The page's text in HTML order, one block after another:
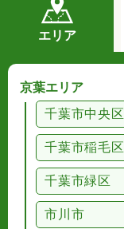
エリア
京葉エリア
千葉市中央区
千葉市稲毛区
千葉市緑区
市川市